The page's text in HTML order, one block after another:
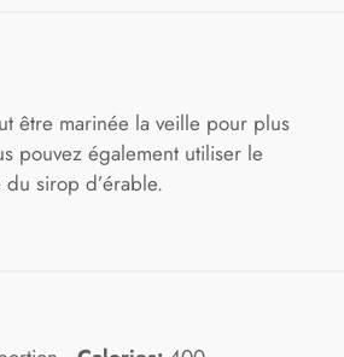
être marinée la veille pour plus
pouvez également utiliser le
sirop d’érable.